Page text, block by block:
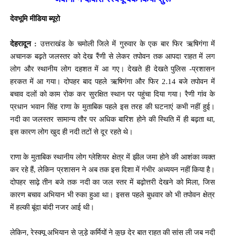
देवभूमि मीडिया ब्यूरो
देहरादून : उत्तराखंड के चमोली जिले में गुरुवार के एक बार फिर ऋषिगंगा में
अचानक बढ़ते जलस्तर को देख रैंणी से लेकर तपोवन तक आपदा राहत में लग
लोग और स्थानीय लोग दहशत में आ गए। देखते ही देखते पुलिस -प्रशासन
हरकत में आ गया। दोपहर बाद पहले ऋषिगंगा और फिर 2.14 बजे तपोवन में
बचाव दलों को काम रोक कर सुरक्षित स्थान पर पहुंचा दिया गया। रैणी गांव के
प्रधान भवान सिंह राणा के मुताबिक पहले इस तरह की घटनाएं कभी नहीं हुई।
नदी का जलस्तर सामान्य तौर पर अधिक बारिश होने की स्थिति में ही बढ़ता था,
इस कारण लोग खुद ही नदी तटों से दूर रहते थे।
राणा के मुताबिक स्थानीय लोग ग्लेशियर क्षेत्र में झील जमा होने की आशंका व्यक्त
कर रहे हैं, लेकिन प्रशासन ने अब तक इस दिशा में गंभीर अध्ययन नहीं किया है।
दोपहर साढ़े तीन बजे तक नदी का जल स्तर में बढ़ोत्तरी देखने को मिला, जिस
कारण बचाव अभियान भी रुका हुआ था। इसस पहले बुधवार को भी तपोवन क्षेत्र
में हल्की बूंदा बांदी नजर आई थी।
लेकिन, रेस्क्यू अभियान से जुड़े कर्मियों ने कुछ देर बात राहत की सांस ली जब नदी